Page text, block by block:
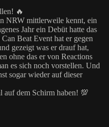
🔥
NRW mittlerweile kennt, ein
Jahr ein Debüt hatte das
Beat Event hat er gegen
gezeigt was er drauf hat,
ohne das er von Reactions
es sich noch vorstellen. Und
sogar wieder auf dieser
auf dem Schirm haben! 💯